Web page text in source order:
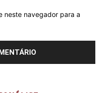
neste navegador para a